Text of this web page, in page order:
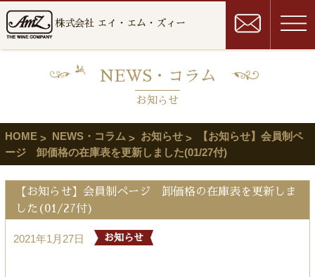
株式会社 エイ・エム・ズィー
NEWS・コラム
お知らせ
HOME NEWS・コラム お知らせ
【お知らせ】会員制ペ
ージ 卸価格の在庫表を更新しました(01/27付)
【お知らせ】会員制ページ 卸価格の在庫表を更新しま
した(01/27付)
2021年1月27日 お知らせ